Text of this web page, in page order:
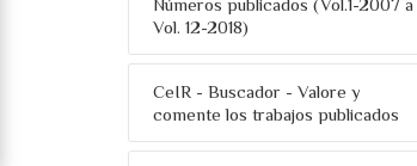
Números publicados (Vol.1-2007 a
Vol. 12-2018)
CeIR - Buscador - Valore y
comente los trabajos publicados